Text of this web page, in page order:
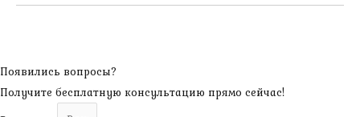
Появились вопросы?
Получите бесплатную консультацию прямо сейчас!